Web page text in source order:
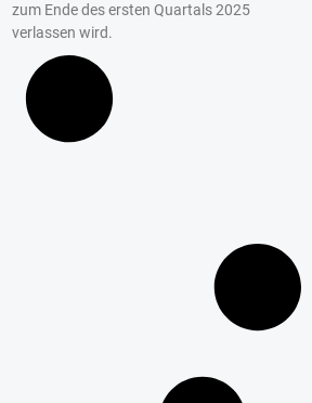
zum Ende des ersten Quartals 2025
verlassen wird.